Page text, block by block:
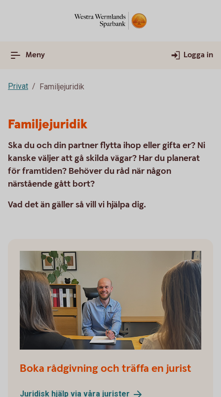
Meny Logga in
Privat Familjejuridik
Familjejuridik
Ska du och din partner flytta ihop eller gifta er? Ni
kanske väljer att gå skilda vägar? Har du planerat
för framtiden? Behöver du råd när någon
närstående gått bort?
Vad det än gäller så vill vi hjälpa dig.
Boka rådgivning och träffa en jurist
Juridisk hjälp via våra jurister